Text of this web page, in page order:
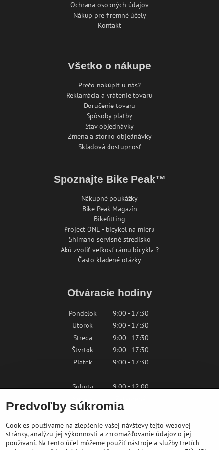
Ochrana osobných údajov
Nákup pre firemné účely
Kontakt
Všetko o nákupe
Prečo nakúpiť u nás?
Reklamácia a vrátenie tovaru
Doručenie tovaru
Spôsoby platby
Stav objednávky
Zmena a storno objednávky
Skladová dostupnosť
Spoznajte Bike Peak™
Nákupné poukážky
Bike Peak Magazín
Bikefitting
Project ONE - bicykel na mieru
Shimano servisné stredisko
Akú zvoliť veľkosť rámu bicykla ?
Často kladené otázky
Otváracie hodiny
Pondelok
9:00 - 17:30
Utorok
9:00 - 17:30
Streda
9:00 - 17:30
Štvrtok
9:00 - 17:30
Piatok
9:00 - 17:30
Sobota
9:00 - 12:00
Kontaktujte nás
Predvoľby súkromia
Cookies používame na zlepšenie vašej návštevy tejto webovej
stránky, analýzu jej výkonnosti a zhromažďovanie údajov o jej
používaní. Na tento účel môžeme použiť nástroje a služby tretích